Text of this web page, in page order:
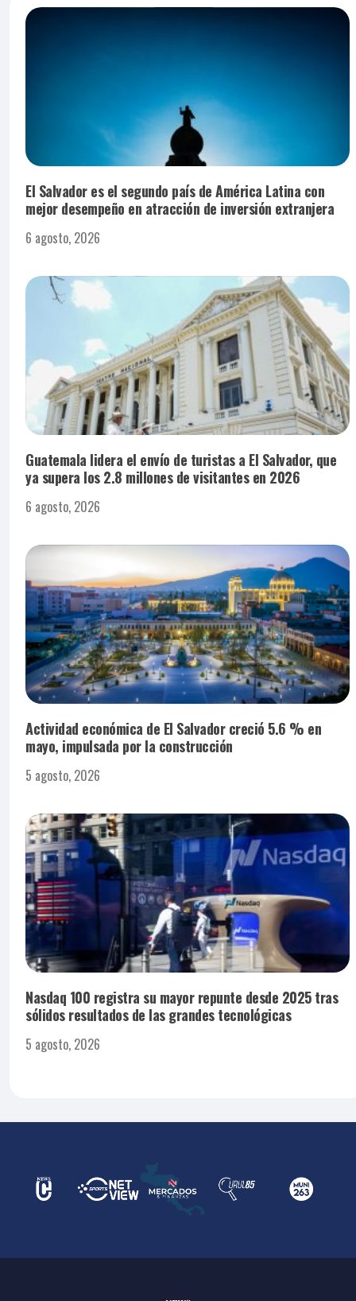
El Salvador es el segundo país de América Latina con
mejor desempeño en atracción de inversión extranjera
6 agosto, 2026
Guatemala lidera el envío de turistas a El Salvador, que
ya supera los 2.8 millones de visitantes en 2026
6 agosto, 2026
Actividad económica de El Salvador creció 5.6 % en
mayo, impulsada por la construcción
5 agosto, 2026
Nasdaq 100 registra su mayor repunte desde 2025 tras
sólidos resultados de las grandes tecnológicas
5 agosto, 2026